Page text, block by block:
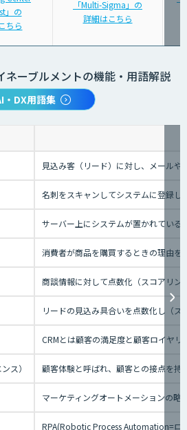
」の
ちら
「Multi-Sigma」の
詳細はこちら
ネーブルメントの機能・用語解説
・DX用語集
見込み客（リード）に対し、メール
名刺をスキャンしてシステムに登録
サーバー上にシステムが置かれてい
消費者が商品を購買するときの理由を
商談情報に対して点数化（スコアリ
リードの見込み具合いを点数化し（
CRMとは顧客の満足度と顧客ロイヤ
ス） 顧客体験と呼ばれ、顧客との接点を持
マーケティングオートメーションの略
RPA(Robotic Process Automation=ロ